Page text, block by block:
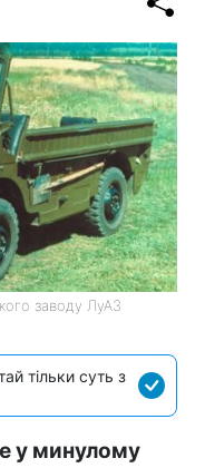
заводу ЛуАЗ
тільки суть з
у минулому